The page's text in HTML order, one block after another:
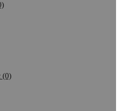
(0)